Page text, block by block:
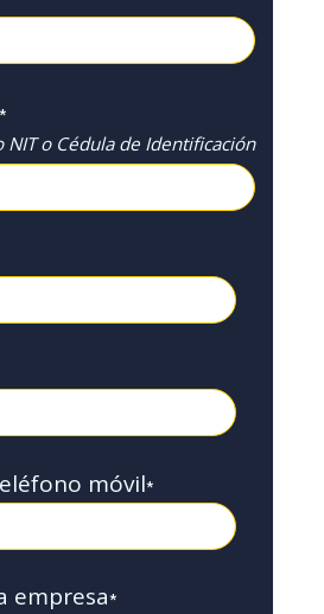
*
o Cédula de Identificación
móvil*
empresa*